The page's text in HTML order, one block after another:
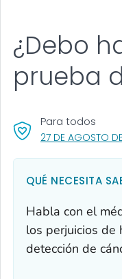
27 DE AGOSTO
Para todos
¿Debo
prueba
QUÉ NECESITA
Habla con el
los perjuicios de
detección de